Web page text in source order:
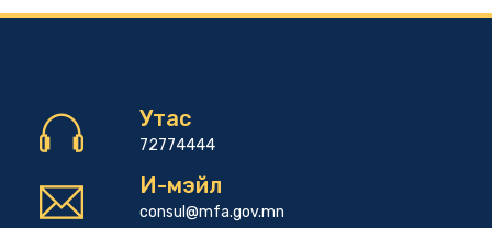
Утас
72774444
И-мэйл
consul@mfa.gov.mn